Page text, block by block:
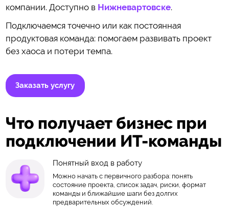
компании. Доступно в Нижневартовске.
Подключаемся точечно или как постоянная
продуктовая команда: помогаем развивать проект
без хаоса и потери темпа.
Заказать услугу
Что получает бизнес при
подключении ИТ-команды
Понятный вход в работу
Можно начать с первичного разбора: понять
состояние проекта, список задач, риски, формат
команды и ближайшие шаги без долгих
предварительных обсуждений.